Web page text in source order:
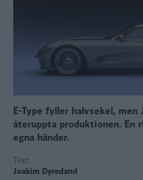
E-Type fyller halvsekel, men
återuppta produktionen. En
egna händer.
Text
Joakim Dyredand